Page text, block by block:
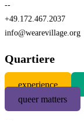
--
+49.172.467.2037
info@wearevillage.org
Quartiere
experience
queer matters